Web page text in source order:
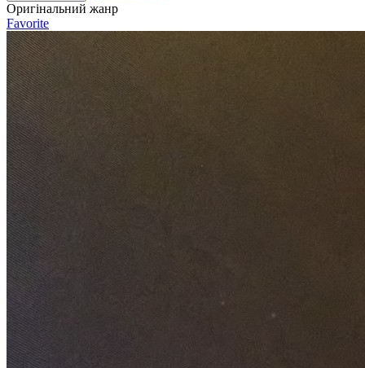
Оригінальний жанр
Favorite